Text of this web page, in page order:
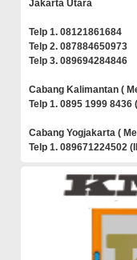
Jakarta Utara
Telp 1. 08121861684
Telp 2. 087884650973
Telp 3. 089694284846
Cabang Kalimantan (
Telp 1. 0895 1999 8436
Cabang Yogjakarta (
Telp 1. 089671224502